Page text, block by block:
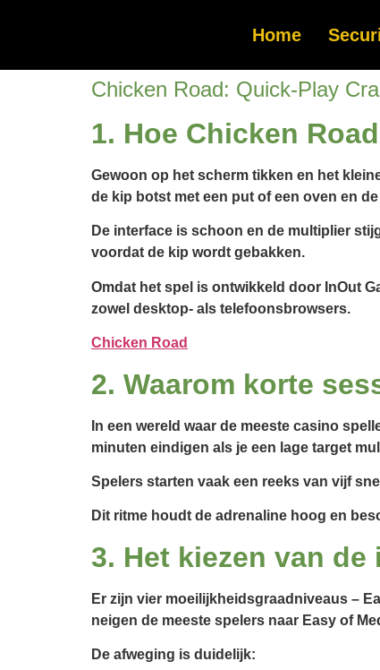
Home
Chicken Road: Quick‑Play
1. Hoe Chicken
Gewoon op het scherm tikken en het
de kip botst met een put of een oven en
De interface is schoon en de multiplier
voordat de kip wordt gebakken.
Omdat het spel is ontwikkeld door InOut
zowel desktop- als telefoonsbrowsers.
Chicken Road
2. Waarom korte
In een wereld waar de meeste casino
minuten eindigen als je een lage target
Spelers starten vaak een reeks van vijf
Dit ritme houdt de adrenaline hoog en
3. Het kiezen van
Er zijn vier moeilijkheidsgraadniveaus –
neigen de meeste spelers naar Easy of
De afweging is duidelijk: